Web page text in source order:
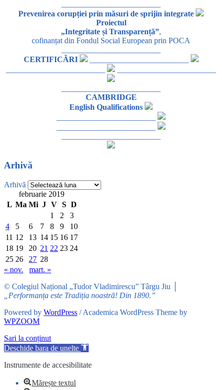
Prevenirea corupției prin măsuri de sprijin integrate
Proiectul
„Integritate și Transparență”,
cofinanțat din Fondul Social European prin POCA
CERTIFICĂRI
_________________________
CAMBRIDGE
English Qualifications
Arhivă
Arhivă
februarie 2019
L Ma Mi J V S D
1
2
3
4
5 6 7 8 9
10
11 12 13 14 15 16 17
18 19 20 21 22 23 24
25 26 27 28
« nov.
mart. »
© Colegiul Național „Tudor Vladimirescu” Târgu Jiu │
„Performanța este Tradiția noastră! Din 1890.”
Powered by WordPress / Academica WordPress Theme by
WPZOOM
Sari la conținut
Deschide bara de unelte
Instrumente de accesibilitate
Mărește textul